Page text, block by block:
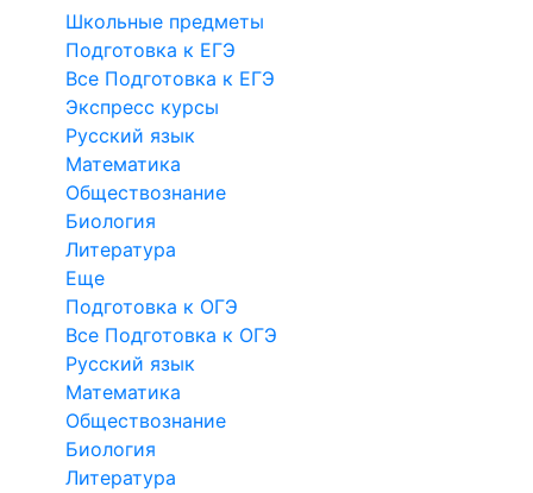
Школьные предметы
Подготовка к ЕГЭ
Все Подготовка к ЕГЭ
Экспресс курсы
Русский язык
Математика
Обществознание
Биология
Литература
Еще
Подготовка к ОГЭ
Все Подготовка к ОГЭ
Русский язык
Математика
Обществознание
Биология
Литература